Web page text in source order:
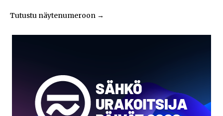
Tutustu näytenumeroon →